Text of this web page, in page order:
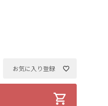
お気に入り登録